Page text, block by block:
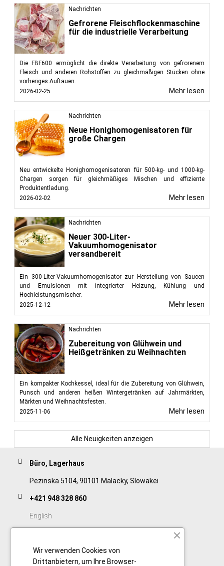
Nachrichten
Gefrorene Fleischflockenmaschine
für die industrielle Verarbeitung
Die FBF600 ermöglicht die direkte Verarbeitung von gefrorenem
Fleisch und anderen Rohstoffen zu gleichmäßigen Stücken ohne
vorheriges Auftauen.
2026-02-25
Mehr lesen
Nachrichten
Neue Honighomogenisatoren für
große Chargen
Neu entwickelte Honighomogenisatoren für 500-kg- und 1000-kg-
Chargen sorgen für gleichmäßiges Mischen und effiziente
Produktentladung.
2026-02-02
Mehr lesen
Nachrichten
Neuer 300-Liter-
Vakuumhomogenisator
versandbereit
Ein 300-Liter-Vakuumhomogenisator zur Herstellung von Saucen
und Emulsionen mit integrierter Heizung, Kühlung und
Hochleistungsmischer.
2025-12-12
Mehr lesen
Nachrichten
Zubereitung von Glühwein und
Heißgetränken zu Weihnachten
Ein kompakter Kochkessel, ideal für die Zubereitung von Glühwein,
Punsch und anderen heißen Wintergetränken auf Jahrmärkten,
Märkten und Weihnachtsfesten.
2025-11-06
Mehr lesen
Alle Neuigkeiten anzeigen
Büro, Lagerhaus
Pezinska 5104, 90101 Malacky, Slowakei
+421 948 328 860
English
Slovak/Czech
Wir verwenden Cookies von
Drittanbietern, um Ihre Browser-